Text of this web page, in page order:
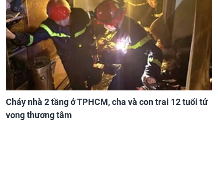
Cháy nhà 2 tầng ở TPHCM, cha và con trai 12 tuổi tử
vong thương tâm